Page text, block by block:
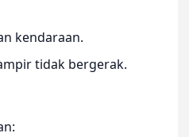
kendaraan.
tidak bergerak.